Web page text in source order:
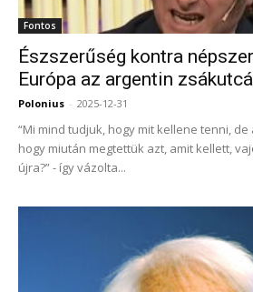
Fontos
Észszerűség kontra
Európa az argentin
Polonius - 2025-12-31
“Mi mind tudjuk, hogy mit kellene tenni,
hogy miután megtettük azt, amit kellett,
újra?” - így vázolta...